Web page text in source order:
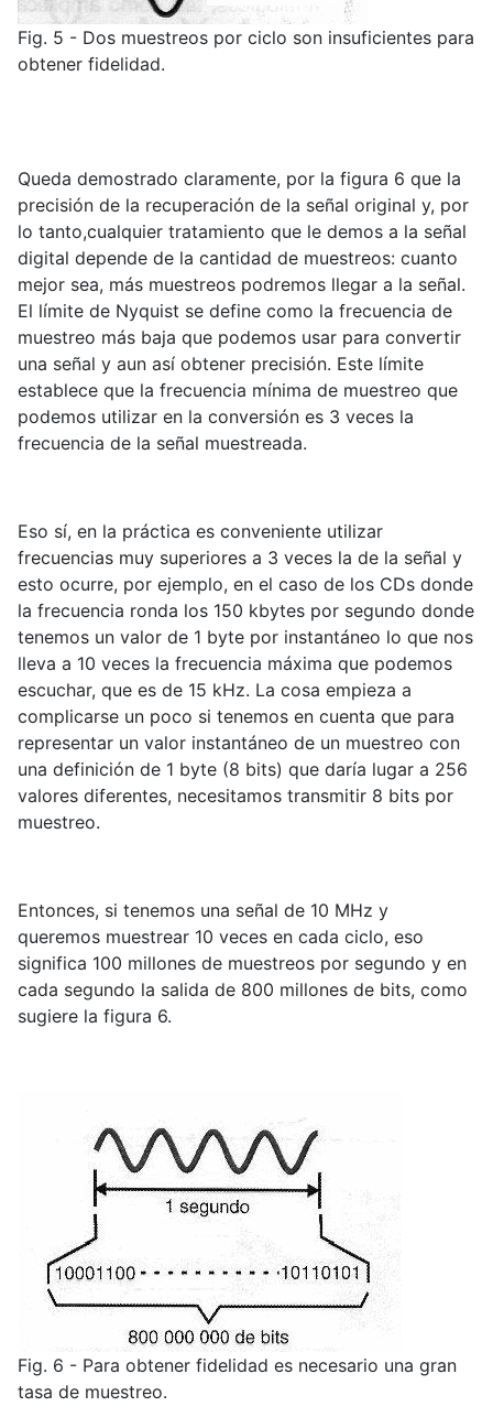
Fig. 5 - Dos muestreos por ciclo son insuficientes para
obtener fidelidad.
Queda demostrado claramente, por la figura 6 que la
precisión de la recuperación de la señal original y, por
lo tanto,cualquier tratamiento que le demos a la señal
digital depende de la cantidad de muestreos: cuanto
mejor sea, más muestreos podremos llegar a la señal.
El límite de Nyquist se define como la frecuencia de
muestreo más baja que podemos usar para convertir
una señal y aun así obtener precisión. Este límite
establece que la frecuencia mínima de muestreo que
podemos utilizar en la conversión es 3 veces la
frecuencia de la señal muestreada.
Eso sí, en la práctica es conveniente utilizar
frecuencias muy superiores a 3 veces la de la señal y
esto ocurre, por ejemplo, en el caso de los CDs donde
la frecuencia ronda los 150 kbytes por segundo donde
tenemos un valor de 1 byte por instantáneo lo que nos
lleva a 10 veces la frecuencia máxima que podemos
escuchar, que es de 15 kHz. La cosa empieza a
complicarse un poco si tenemos en cuenta que para
representar un valor instantáneo de un muestreo con
una definición de 1 byte (8 bits) que daría lugar a 256
valores diferentes, necesitamos transmitir 8 bits por
muestreo.
Entonces, si tenemos una señal de 10 MHz y
queremos muestrear 10 veces en cada ciclo, eso
significa 100 millones de muestreos por segundo y en
cada segundo la salida de 800 millones de bits, como
sugiere la figura 6.
Fig. 6 - Para obtener fidelidad es necesario una gran
tasa de muestreo.